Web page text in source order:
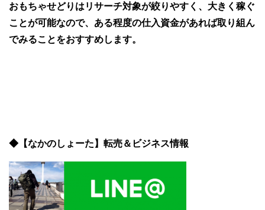
おもちゃせどりはリサーチ対象が絞りやすく、大きく稼ぐ
ことが可能なので、ある程度の仕入資金があれば取り組ん
でみることをおすすめします。
◆【なかのしょーた】転売＆ビジネス情報